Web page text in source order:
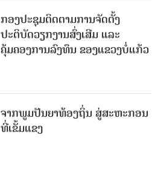
ກອງປະຊຸມຕິດຕາມການຈັດຕັ້ງ
ປະຕິບັດວຽກງານສົ່ງເສີມ ແລະ
ຄຸ້ມຄອງການລົງທຶນ ຂອງແຂວງບໍ່ແກ້ວ
ຈາກພູມປັນຍາທ້ອງຖິ່ນ ສູ່ສະຫະກອນ
ທີ່ເຂັ້ມແຂງ